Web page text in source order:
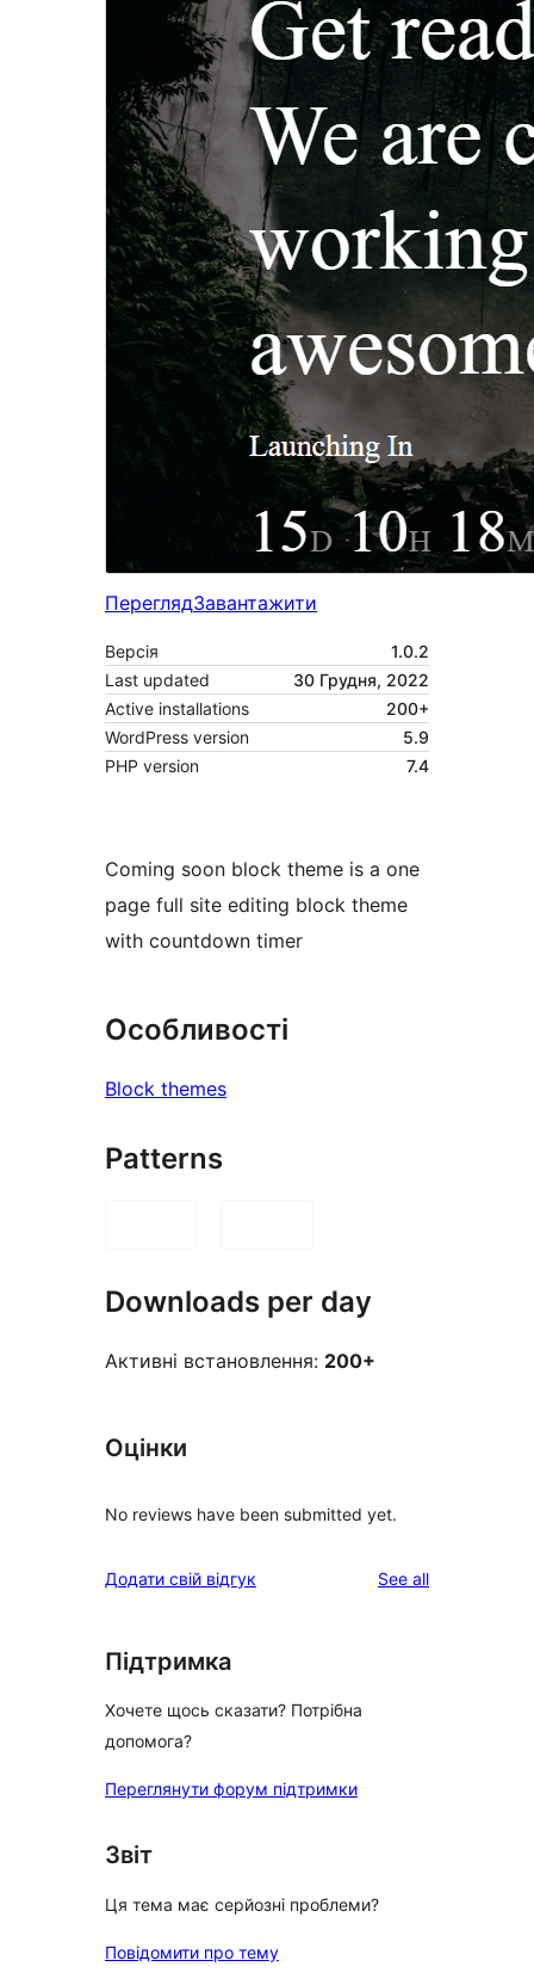
ПереглядЗавантажити
Версія
1.0.2
Last updated
30 Грудня, 2022
Active installations
200+
WordPress version
5.9
PHP version
7.4
Coming soon block theme is a one
page full site editing block theme
with countdown timer
Особливості
Block themes
Patterns
Downloads per day
Активні встановлення: 200+
Оцінки
No reviews have been submitted yet.
Додати свій відгук See allreviews
Підтримка
Хочете щось сказати? Потрібна
допомога?
Переглянути форум підтримки
Звіт
Ця тема має серйозні проблеми?
Повідомити про тему